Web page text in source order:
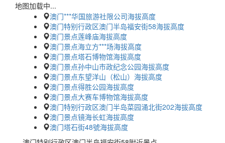
地图加载中...
澳门***华国旅游社限公司海拔高度
澳门特别行政区澳门半岛福安街58海拔高度
澳门景点莲峰庙海拔高度
澳门景点海立方***场海拔高度
澳门景点塔石博物馆海拔高度
澳门景点孙中山市政纪念公园海拔高度
澳门景点东望洋山（松山）海拔高度
澳门景点得胜公园海拔高度
澳门景点大赛车博物馆海拔高度
澳门特别行政区澳门半岛菜园涌北街202海拔高度
澳门景点镜海长虹海拔高度
澳门塔石街48號海拔高度